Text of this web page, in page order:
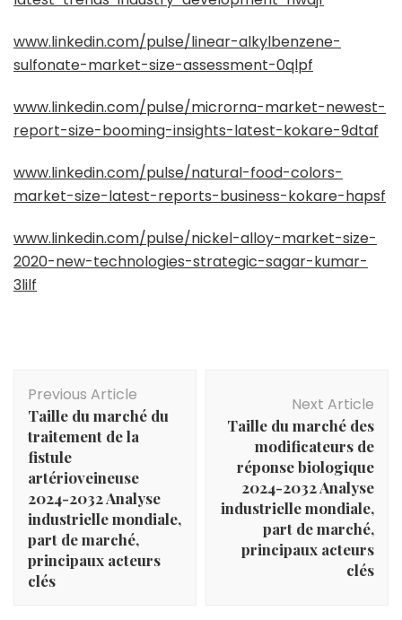
www.linkedin.com/pulse/linear-alkylbenzene-
sulfonate-market-size-assessment-0qlpf
www.linkedin.com/pulse/microrna-market-newest-
report-size-booming-insights-latest-kokare-9dtaf
www.linkedin.com/pulse/natural-food-colors-
market-size-latest-reports-business-kokare-hapsf
www.linkedin.com/pulse/nickel-alloy-market-size-
2020-new-technologies-strategic-sagar-kumar-
3lilf
Navigation
Previous Article
Taille du marché du
traitement de la
fistule
artérioveineuse
2024-2032 Analyse
industrielle mondiale,
part de marché,
principaux acteurs
clés
Next Article
Taille du marché des
modificateurs de
réponse biologique
2024-2032 Analyse
industrielle mondiale,
part de marché,
principaux acteurs
clés